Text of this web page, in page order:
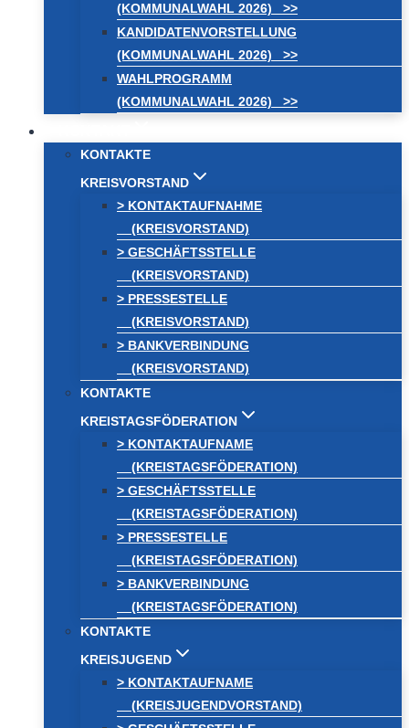
(KOMMUNALWAHL 2026) >>
KANDIDATENVORSTELLUNG
(KOMMUNALWAHL 2026) >>
WAHLPROGRAMM
(KOMMUNALWAHL 2026) >>
KONTAKTE
KREISVORSTAND
> KONTAKTAUFNAHME
(KREISVORSTAND)
> GESCHÄFTSSTELLE
(KREISVORSTAND)
> PRESSESTELLE
(KREISVORSTAND)
> BANKVERBINDUNG
(KREISVORSTAND)
KONTAKTE
KREISTAGSFÖDERATION
> KONTAKTAUFNAME
(KREISTAGSFÖDERATION)
> GESCHÄFTSSTELLE
(KREISTAGSFÖDERATION)
> PRESSESTELLE
(KREISTAGSFÖDERATION)
> BANKVERBINDUNG
(KREISTAGSFÖDERATION)
KONTAKTE
KREISJUGEND
> KONTAKTAUFNAME
(KREISJUGENDVORSTAND)